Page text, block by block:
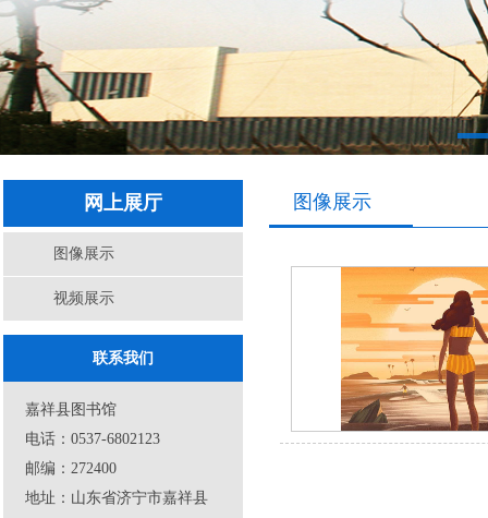
网上展厅
图像展示
视频展示
联系我们
嘉祥县图书馆
电话：0537-6802123
邮编：272400
地址：山东省济宁市嘉祥县
图像展示